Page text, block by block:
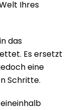
Ihres
das
Es ersetzt
eine
Schritte.